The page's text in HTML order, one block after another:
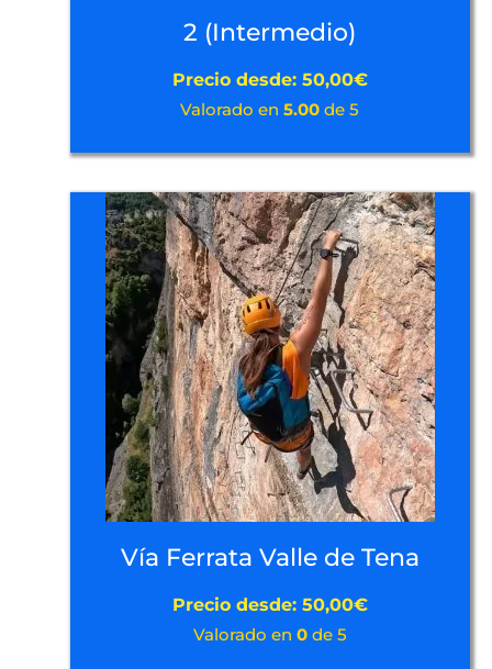
2 (Intermedio)
Precio desde: 50,00€
Valorado en5.00 de 5
Vía Ferrata Valle de Tena
Precio desde: 50,00€
Valorado en 0de 5